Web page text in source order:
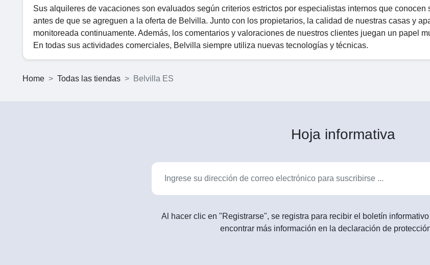
Sus alquileres de vacaciones son evaluados según criterios estrictos por especialistas internos que conocen
antes de que se agreguen a la oferta de Belvilla. Junto con los propietarios, la calidad de nuestras casas y
monitoreada continuamente. Además, los comentarios y valoraciones de nuestros clientes juegan un papel
En todas sus actividades comerciales, Belvilla siempre utiliza nuevas tecnologías y técnicas.
Home Todas las tiendas Belvilla ES
Hoja informativa
Al hacer clic en "Registrarse", se registra para recibir el boletín
encontrar más información en la declaración de